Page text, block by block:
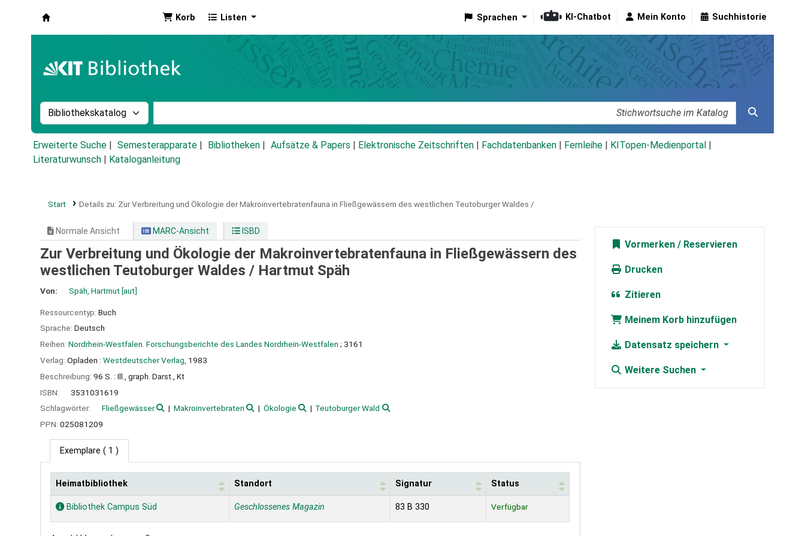
Korb Listen Sprachen KI-Chatbot Mein Konto Suchhistorie
Suche im Katalog nach:
Erweiterte Suche Semesterapparate Bibliotheken Aufsätze & Papers Elektronische Zeitschriften Fachdatenbanken Fernleihe KITopen-Medienportal
Literaturwunsch
Kataloganleitung
Start Details zu: Zur Verbreitung und Ökologie der Makroinvertebratenfauna in Fließgewässern des westlichen Teutoburger Waldes /
Normale Ansicht MARC-Ansicht ISBD
Zur Verbreitung und Ökologie der Makroinvertebratenfauna in Fließgewässern des
westlichen Teutoburger Waldes / Hartmut Späh
Von: Späh, Hartmut[aut]
Ressourcentyp: Buch
Sprache: Deutsch
Reihen: Nordrhein-Westfalen. Forschungsberichte des Landes Nordrhein-Westfalen ; 3161
Verlag: Opladen : Westdeutscher Verlag, 1983
Beschreibung: 96 S. : Ill., graph. Darst., Kt
ISBN:
3531031619
Schlagwörter:
Fließgewässer Makroinvertebraten Ökologie
Teutoburger Wald
PPN: 025081209
Exemplare ( 1 )
Exemplare
Heimatbibliothek Standort Signatur Status
Bibliothek Campus Süd Geschlossenes Magazin 83 B 330 Verfügbar
Vormerken
Drucken
Zitieren
Meinem Korb hinzufügen
Datensatz speichern
Weitere Suchen